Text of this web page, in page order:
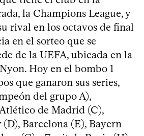
la Champions League, y
rival en los octavos de final
en el sorteo que se
de la UEFA, ubicada en la
Hoy en el bombo 1
que ganaron sus series,
del grupo A),
de Madrid (C),
Barcelona (E), Bayern